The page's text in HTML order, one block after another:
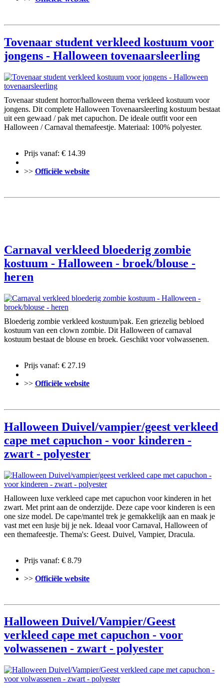
Tovenaar student verkleed kostuum voor
jongens - Halloween tovenaarsleerling
Tovenaar student horror/halloween thema verkleed kostuum voor
jongens. Dit complete Halloween Tovenaarsleerling kostuum bestaat
uit een gewaad / pak met capuchon. De ideale outfit voor een
Halloween / Carnaval themafeestje. Materiaal: 100% polyester.
Prijs vanaf: € 14.39
>> Officiële website
Carnaval verkleed bloederig zombie
kostuum - Halloween - broek/blouse -
heren
Bloederig zombie verkleed kostuum/pak. Een griezelig bebloed
kostuum van een clown zombie. Dit Halloween of carnaval
kostuum bestaat de blouse en broek. Geschikt voor volwassenen.
Prijs vanaf: € 27.19
>> Officiële website
Halloween Duivel/vampier/geest verkleed
cape met capuchon - voor kinderen -
zwart - polyester
Halloween luxe verkleed cape met capuchon voor kinderen in het
zwart. Met print aan de onderzijde. Deze cape voor kinderen is een
one size model. De cape/mantel trek je gemakkelijk aan en maak je
vast met een lusje bij je nek. Ideaal voor Carnaval, Halloween of
een themafeestje. Thema's: Geest. Duivel, Vampier, Dracula.
Prijs vanaf: € 8.79
>> Officiële website
Halloween Duivel/Vampier/Geest
verkleed cape met capuchon - voor
volwassenen - zwart - polyester